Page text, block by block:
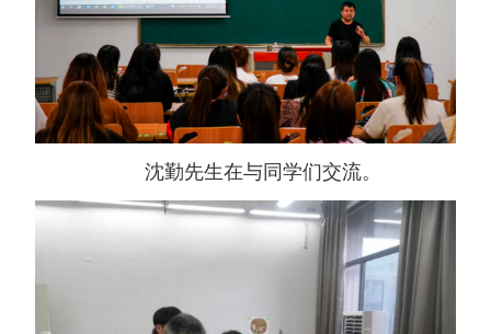
沈勤先生在与同学们交流。